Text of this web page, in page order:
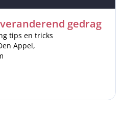
gedrag
tips en tricks
Appel,